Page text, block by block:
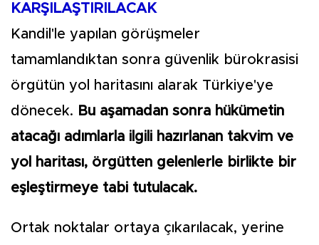
KARŞILAŞTIRILACAK
Kandil'le yapılan görüşmeler
tamamlandıktan sonra güvenlik bürokrasisi
örgütün yol haritasını alarak Türkiye'ye
dönecek. Bu aşamadan sonra hükümetin
atacağı adımlarla ilgili hazırlanan takvim ve
yol haritası, örgütten gelenlerle birlikte bir
eşleştirmeye tabi tutulacak.
Ortak noktalar ortaya çıkarılacak, yerine